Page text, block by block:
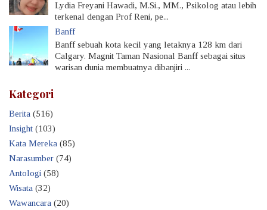
Lydia Freyani Hawadi, M.Si., MM., Psikolog atau lebih
terkenal dengan Prof Reni, pe...
Banff
Banff sebuah kota kecil yang letaknya 128 km dari
Calgary. Magnit Taman Nasional Banff sebagai situs
warisan dunia membuatnya dibanjiri ...
Kategori
Berita (516)
Insight (103)
Kata Mereka (85)
Narasumber (74)
Antologi (58)
Wisata (32)
Wawancara (20)